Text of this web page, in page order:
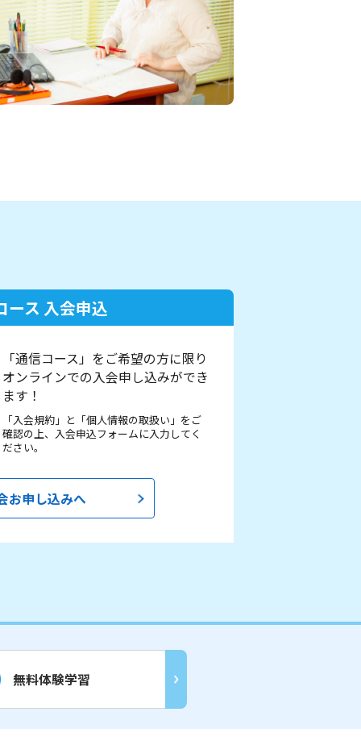
ース 入会申込
「通信コース」をご希望の方に限り
オンラインでの入会申し込みができ
ます！
「入会規約」と「個人情報の取扱い」をご
確認の上、入会申込フォームに入力してく
ださい。
お申し込みへ
無料体験学習